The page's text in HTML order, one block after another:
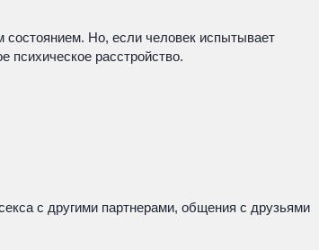
состоянием. Но, если человек испытывает
расстройство.
с другими партнерами, общения с друзьями